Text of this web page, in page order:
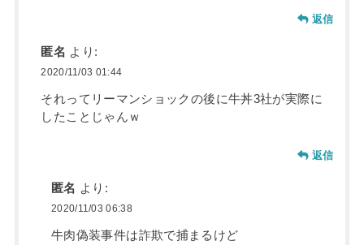
返信
匿名 より:
2020/11/03 01:44
それってリーマンショックの後に牛丼3社が実際に
したことじゃんｗ
返信
匿名 より:
2020/11/03 06:38
牛肉偽装事件は詐欺で捕まるけど